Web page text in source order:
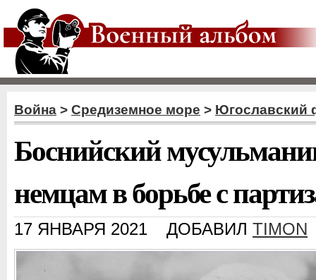
Война > Средиземное море > Югославский
Боснийский
немцам в борьбе с
17 ЯНВАРЯ 2021 ДОБАВИЛ TIMON